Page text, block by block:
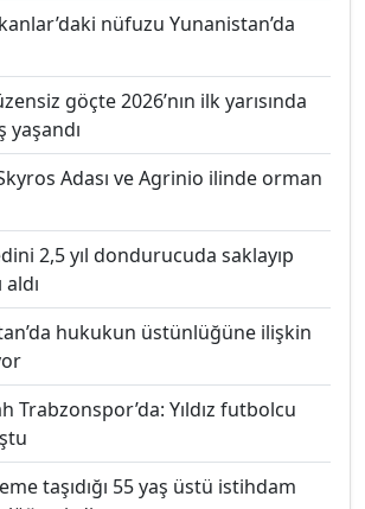
nüfuzu Yunanistan’da
göçte 2026’nın ilk yarısında
yaşandı
Adası ve Agrinio ilinde orman
2,5 yıl dondurucuda saklayıp
hukukun üstünlüğüne ilişkin
Trabzonspor’da: Yıldız futbolcu
taşıdığı 55 yaş üstü istihdam